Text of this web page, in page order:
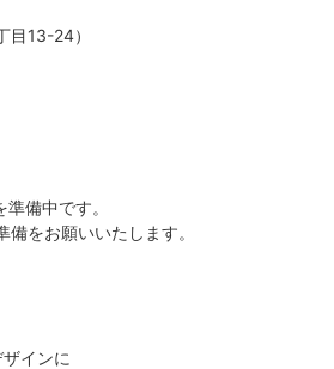
目13-24）
備中です。
をお願いいたします。
インに